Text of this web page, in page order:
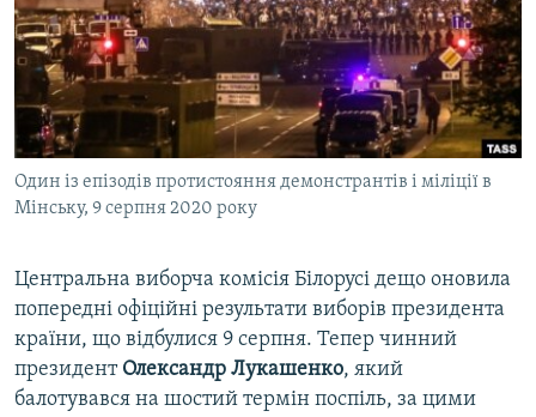
ДЕПОРТАЦІЯ
ВІДЕОУРОКИ «ELIFBE»
СВІДЧЕННЯ ОКУПАЦІЇ
УКРАЇНСЬКА ПРОБЛЕМА КРИМУ
ІНФОГРАФІКА
ЯК ОБІЙТИ БЛОКУВАННЯ
Русский
Qırımtatar
ДОЛУЧАЙСЯ!
Усі сайти RFE/RL
Один із епізодів протистояння демонстрантів і міліції в
Мінську, 9 серпня 2020 року
Центральна виборча комісія Білорусі дещо оновила
попередні офіційні результати виборів президента
країни, що відбулися 9 серпня. Тепер чинний
президент Олександр Лукашенко, який
балотувався на шостий термін поспіль, за цими